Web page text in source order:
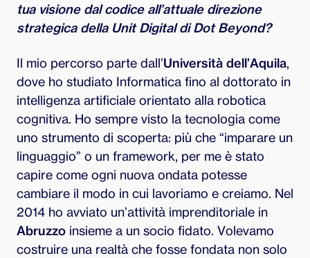
tua visione dal codice all’attuale direzione
strategica della Unit Digital di Dot Beyond?
Il mio percorso parte dall’Università dell’Aquila,
dove ho studiato Informatica fino al dottorato in
intelligenza artificiale orientato alla robotica
cognitiva. Ho sempre visto la tecnologia come
uno strumento di scoperta: più che “imparare un
linguaggio” o un framework, per me è stato
capire come ogni nuova ondata potesse
cambiare il modo in cui lavoriamo e creiamo. Nel
2014 ho avviato un’attività imprenditoriale in
Abruzzo insieme a un socio fidato. Volevamo
costruire una realtà che fosse fondata non solo